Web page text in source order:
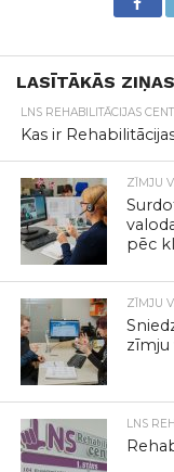
LASĪTĀKĀS ZIŅAS
LNS REHABILITĀCIJAS
Kas ir
ZĪMJU
pēc
ZĪMJU
zīmju
LNS